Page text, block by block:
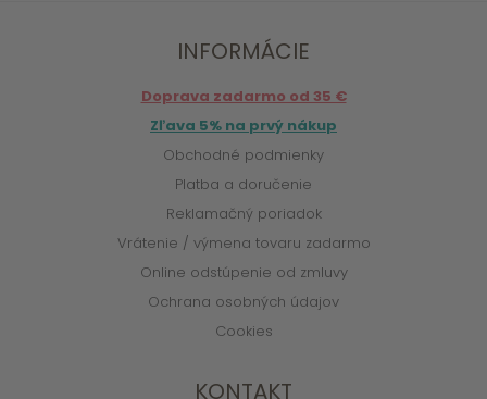
INFORMÁCIE
Doprava zadarmo od 35 €
Zľava 5% na prvý nákup
Obchodné podmienky
Platba a doručenie
Reklamačný poriadok
Vrátenie / výmena tovaru zadarmo
Online odstúpenie od zmluvy
Ochrana osobných údajov
Cookies
KONTAKT